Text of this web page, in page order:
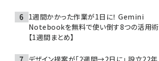
1週間かかった作業が1日に！ Gemini
Notebookを無料で使い倒す8つの活用術
【1週間まとめ】
デザイン提案が「2週間→2日に」 設立22年